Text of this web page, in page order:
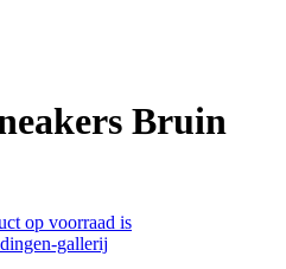
Bruin
op voorraad is
gallerij